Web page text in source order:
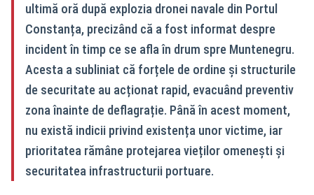
ultimă oră după explozia dronei navale din Portul
Constanța, precizând că a fost informat despre
incident în timp ce se afla în drum spre Muntenegru.
Acesta a subliniat că forțele de ordine și structurile
de securitate au acționat rapid, evacuând preventiv
zona înainte de deflagrație. Până în acest moment,
nu există indicii privind existența unor victime, iar
prioritatea rămâne protejarea vieților omenești și
securitatea infrastructurii portuare.